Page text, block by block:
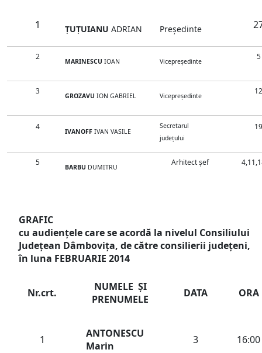
1 ȚUȚUIANU ADRIAN Preşedinte
2 MARINESCU IOAN Vicepreședinte 5
3 GROZAVU ION GABRIEL Vicepreședinte 12
4 IVANOFF IVAN VASILE
Secretarul
judeţului
19
5 BARBU DUMITRU Arhitect şef
GRAFIC
cu audienţele care se acordă la nivelul Consiliului
Judeţean Dâmboviţa, de către consilierii județeni,
în luna FEBRUARIE 2014
Nr.crt.
NUMELE ŞI
PRENUMELE
DATA ORA
1
ANTONESCU
Marin
3 16:00